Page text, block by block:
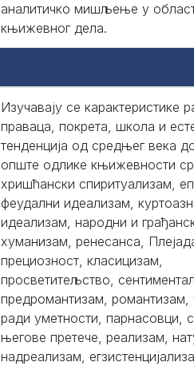
аналитичко мишљење у
књижевног дела.
Изучавају се карактеристике
праваца, покрета, школа и
тенденција од средњег века
опште одлике књижевности
хришћански спиритуализам,
феудални идеализам,
идеализам, народни и
хуманизам, ренесанса,
прециозност, класицизам,
просветитељство,
предромантизам, романтизам,
ради уметности, парнасовци,
његове претече, реализам,
надреализам,